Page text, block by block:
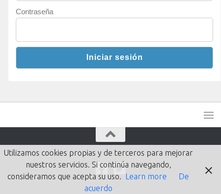
Contraseña
Utilizamos cookies propias y de terceros para mejorar
nuestros servicios. Si continúa navegando,
consideramos que acepta su uso. Learn more
De
acuerdo